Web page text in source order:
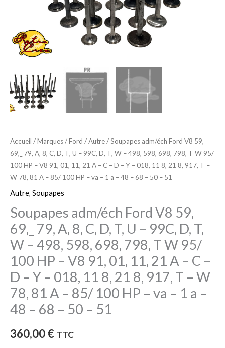
Accueil /Marques/Ford /Autre/ Soupapes adm/éch Ford V8 59,
69,_ 79, A, 8, C, D, T, U – 99C, D, T, W – 498, 598, 698, 798, T W 95/
100 HP – V8 91, 01, 11, 21 A – C – D – Y – 018, 11 8, 21 8, 917, T –
W 78, 81 A – 85/ 100 HP – va – 1 a – 48 – 68 – 50 – 51
Autre, Soupapes
Soupapes adm/éch Ford V8 59,
69,_ 79, A, 8, C, D, T, U – 99C, D, T,
W – 498, 598, 698, 798, T W 95/
100 HP – V8 91, 01, 11, 21 A – C –
D – Y – 018, 11 8, 21 8, 917, T – W
78, 81 A – 85/ 100 HP – va – 1 a –
48 – 68 – 50 – 51
360,00€ TTC
79,
A,
C,
D,
T,
U
99C,
D,
T,
W
-
498,
598,
698,
798,
W
95/
100
HP
-